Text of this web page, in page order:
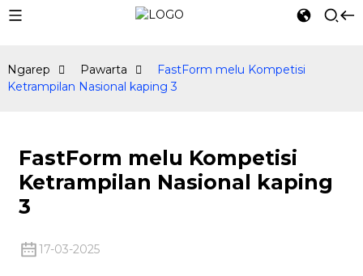
Ngarep Pawarta
FastForm melu Kompetisi
Ketrampilan Nasional kaping 3
FastForm melu Kompetisi
Ketrampilan Nasional kaping
3
17-03-2025